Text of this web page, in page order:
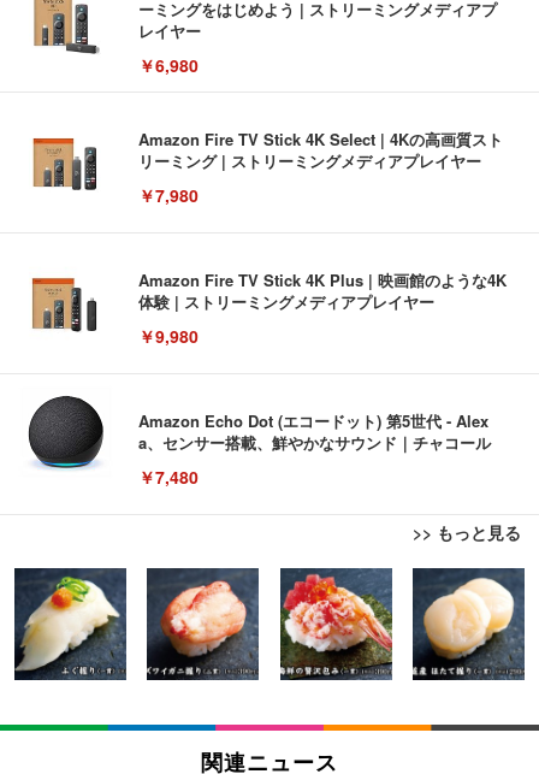
ーミングをはじめよう | ストリーミングメディアプ
レイヤー
￥6,980
Amazon Fire TV Stick 4K Select | 4Kの高画質スト
リーミング | ストリーミングメディアプレイヤー
￥7,980
Amazon Fire TV Stick 4K Plus | 映画館のような4K
体験 | ストリーミングメディアプレイヤー
￥9,980
Amazon Echo Dot (エコードット) 第5世代 - Alex
a、センサー搭載、鮮やかなサウンド｜チャコール
￥7,480
>> もっと見る
[EdoErgo] オフィスチェア 椅子 テレワーク 疲れな
い 跳ね上げ式アームレスト コンパクト 約105度ロッ
キング pc 事務椅子 360度回転 座面昇降 強化ナイロ
ン樹脂ベース 通気性メッシュ 在宅ワーク H-WY01
(黒網+黒枠+黒足)
￥5,699
SIHOO B100 オフィスチェア／デスクチェア メッシ
ュチェア 人間工学 疲れない ブラック
EIZO ビジネス向けプレミアムモニター | FlexScan
EV3240X-WT | 31.5型4K UHD・USB Type-C・ホワ
イト
￥105,595
EIZO ビジネス向けプレミアムモニター | FlexScan
Amazonベーシック ペットシーツ 薄型 レギュラー 1
回使い捨て 無香料 ホワイト 300枚
￥3,373
Amazonベーシック ペットシーツ 厚型 ワイド 42枚
x2袋(84枚) ホワイト(吸収面:ライトブルー)
関連ニュース